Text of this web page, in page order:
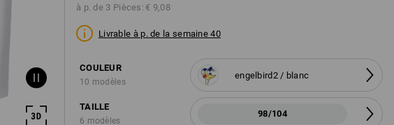
à p. de 3 Pièces: € 9,08
Livrable à p. de la semaine 40
COULEUR
10 modèles
engelbird2 / blanc
TAILLE
6 modèles
98/104